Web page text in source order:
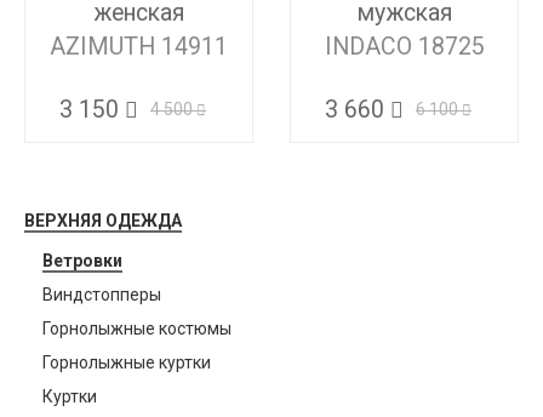
ВЕРХНЯЯ ОДЕЖДА
Ветровки
Виндстопперы
Горнолыжные костюмы
Горнолыжные куртки
Куртки
женская
AZIMUTH 14911
3 150 4 500
мужская
INDACO 18725
3 660 6 100